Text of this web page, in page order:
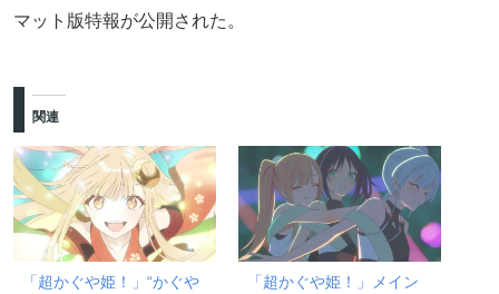
マット版特報が公開された。
関連
「超かぐや姫！」“かぐや
「超かぐや姫！」メイン